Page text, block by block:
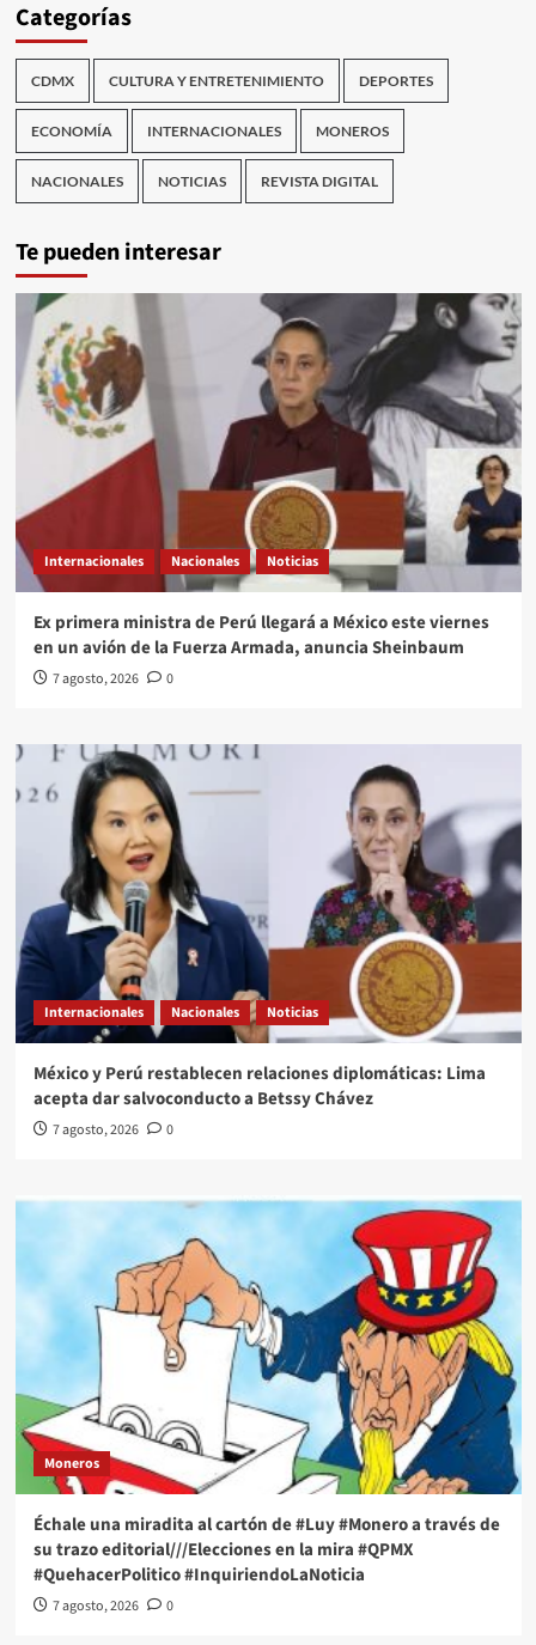
Categorías
CDMX CULTURA Y ENTRETENIMIENTO DEPORTES
ECONOMÍA INTERNACIONALES MONEROS
NACIONALES NOTICIAS REVISTA DIGITAL
Te pueden interesar
Internacionales Nacionales Noticias
Ex primera ministra de Perú llegará a México este viernes
en un avión de la Fuerza Armada, anuncia Sheinbaum
7 agosto, 2026 0
Internacionales Nacionales Noticias
México y Perú restablecen relaciones diplomáticas: Lima
acepta dar salvoconducto a Betssy Chávez
7 agosto, 2026 0
Moneros
Échale una miradita al cartón de #Luy #Monero a través de
su trazo editorial///Elecciones en la mira #QPMX
#QuehacerPolitico #InquiriendoLaNoticia
7 agosto, 2026 0